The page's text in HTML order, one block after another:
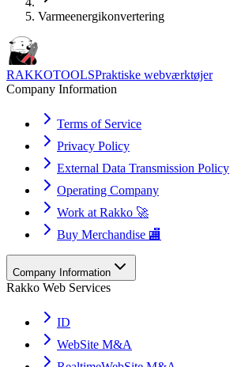
Varmeenergikonvertering
RAKKOTOOLSPraktiske webværktøjer
Company Information
Terms of Service
Privacy Policy
External Data Transmission Policy
Operating Company
Work at Rakko 🚀
Buy Merchandise 🏬
Company Information
Rakko Web Services
ID
WebSite M&A